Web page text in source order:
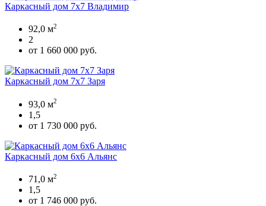
Каркасный дом 7х7 Владимир
92,0 м2
2
от 1 660 000 руб.
Каркасный дом 7х7 Заря
93,0 м2
1,5
от 1 730 000 руб.
Каркасный дом 6х6 Альянс
71,0 м2
1,5
от 1 746 000 руб.